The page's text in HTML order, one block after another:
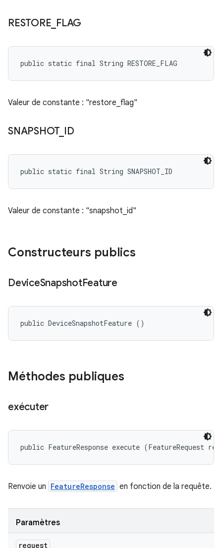
RESTORE FLAG
public static final String RESTORE_FLAG
Valeur de constante : "restore_flag"
SNAPSHOT_ ID
public static final String SNAPSHOT_ID
Valeur de constante : "snapshot_id"
Constructeurs publics
DeviceSnapshotFeature
public DeviceSnapshotFeature ()
Méthodes publiques
exécuter
public FeatureResponse execute (FeatureRequest
Renvoie un FeatureResponse en fonction de la requête.
Paramètres
request